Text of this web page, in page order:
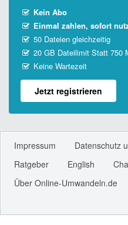
Kein Abo
Einmal zahlen, sofort
50 Dateien gleichzeitig
20 GB Dateilimit Statt 750
Keine Wartezeit
Jetzt registrieren
Impressum
Datenschutz
Ratgeber
English
Über Online-Umwandeln.de